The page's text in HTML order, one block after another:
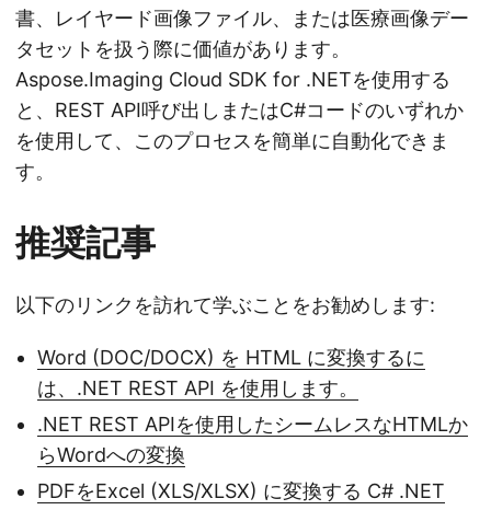
書、レイヤード画像ファイル、または医療画像デー
タセットを扱う際に価値があります。
Aspose.Imaging Cloud SDK for .NETを使用する
と、REST API呼び出しまたはC#コードのいずれか
を使用して、このプロセスを簡単に自動化できま
す。
推奨記事
以下のリンクを訪れて学ぶことをお勧めします:
Word (DOC/DOCX) を HTML に変換するに
は、.NET REST API を使用します。
.NET REST APIを使用したシームレスなHTMLか
らWordへの変換
PDFをExcel (XLS/XLSX) に変換する C# .NET